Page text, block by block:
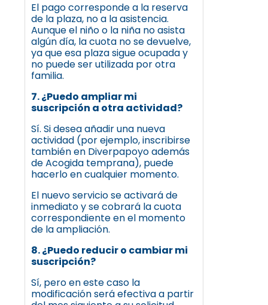
El pago corresponde a la reserva
de la plaza, no a la asistencia.
Aunque el niño o la niña no asista
algún día, la cuota no se devuelve,
ya que esa plaza sigue ocupada y
no puede ser utilizada por otra
familia.
7. ¿Puedo ampliar mi
suscripción a otra actividad?
Sí. Si desea añadir una nueva
actividad (por ejemplo, inscribirse
también en Diverpapoyo además
de Acogida temprana), puede
hacerlo en cualquier momento.
El nuevo servicio se activará de
inmediato y se cobrará la cuota
correspondiente en el momento
de la ampliación.
8. ¿Puedo reducir o cambiar mi
suscripción?
Sí, pero en este caso la
modificación será efectiva a partir